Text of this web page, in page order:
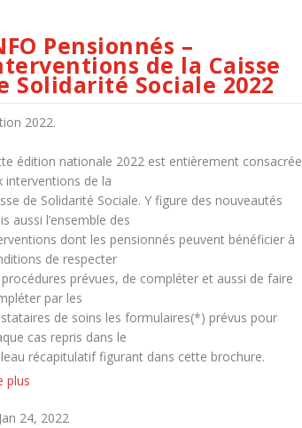
Pensionnés –
de la Caisse
Solidarité Sociale 2022
2022.
édition nationale 2022 est entièrement consacrée
interventions de la
de Solidarité Sociale. Y figure des nouveautés
aussi l’ensemble des
dont les pensionnés peuvent bénéficier à
de respecter
procédures prévues, de compléter et aussi de faire
par les
de soins les formulaires(*) prévus pour
cas repris dans le
récapitulatif figurant dans cette brochure.
plus
Jan 24, 2022